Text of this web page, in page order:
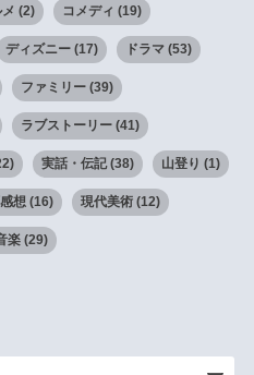
(2) コメディ (19)
ディズニー(17) ドラマ(53)
ファミリー(39)
ラブストーリー(41)
実話・伝記(38) 山登り (1)
想(16) 現代美術(12)
楽(29)